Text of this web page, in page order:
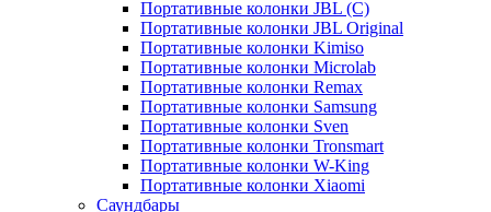
Портативные колонки JBL (C)
Портативные колонки JBL Original
Портативные колонки Kimiso
Портативные колонки Microlab
Портативные колонки Remax
Портативные колонки Samsung
Портативные колонки Sven
Портативные колонки Tronsmart
Портативные колонки W-King
Портативные колонки Xiaomi
Саундбары